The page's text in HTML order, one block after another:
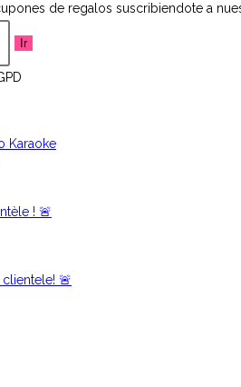
de regalos suscribiendote a
Ir
Karaoke
! 🚨
🚨